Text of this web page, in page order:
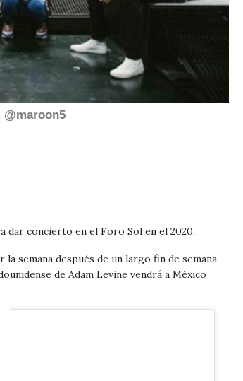
@maroon5
dar concierto en el Foro Sol en el 2020.
semana después de un largo fin de semana
de Adam Levine vendrá a México